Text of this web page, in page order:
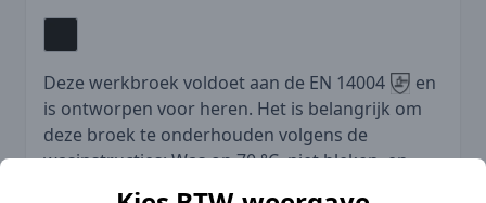
Deze werkbroek voldoet aan de EN 14004
en
is ontworpen voor heren. Het is belangrijk om
deze broek te onderhouden volgens de
wasinstructies: Was op 70 °C, niet bleken, en
droogtrommel op lage temperatuur. De